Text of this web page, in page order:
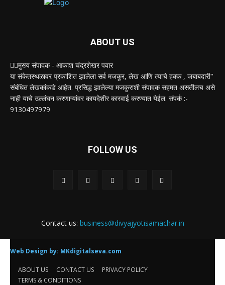
ABOUT US
✍🏻मुख्य संपादक - आकाश चंद्रशेखर पवार
या संकेतस्थळावर प्रकाशित झालेला सर्व मजकूर, लेख आणि त्याचे हक्क , जबाबदारी''
संबंधित लेखकांकडे आहेत. प्रसिद्ध झालेल्या मजकुराशी संपादक सहमत असतीलच असे
नाही याचे उल्लंघन करणाऱ्यांवर कायदेशीर कारवाई करण्यात येईल. संपर्क :-
9130497979
FOLLOW US
Contact us: business@divyajyotisamachar.in
Web Design by: MKdigitalseva.com
ABOUT US CONTACT US
PRIVACY POLICY
TERMS & CONDITIONS